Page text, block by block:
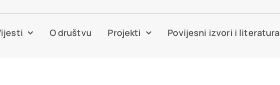
O društvu Projekti Povijesni izvori i literatura